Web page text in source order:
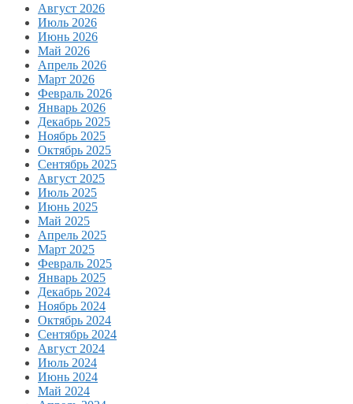
Август 2026
Июль 2026
Июнь 2026
Май 2026
Апрель 2026
Март 2026
Февраль 2026
Январь 2026
Декабрь 2025
Ноябрь 2025
Октябрь 2025
Сентябрь 2025
Август 2025
Июль 2025
Июнь 2025
Май 2025
Апрель 2025
Март 2025
Февраль 2025
Январь 2025
Декабрь 2024
Ноябрь 2024
Октябрь 2024
Сентябрь 2024
Август 2024
Июль 2024
Июнь 2024
Май 2024